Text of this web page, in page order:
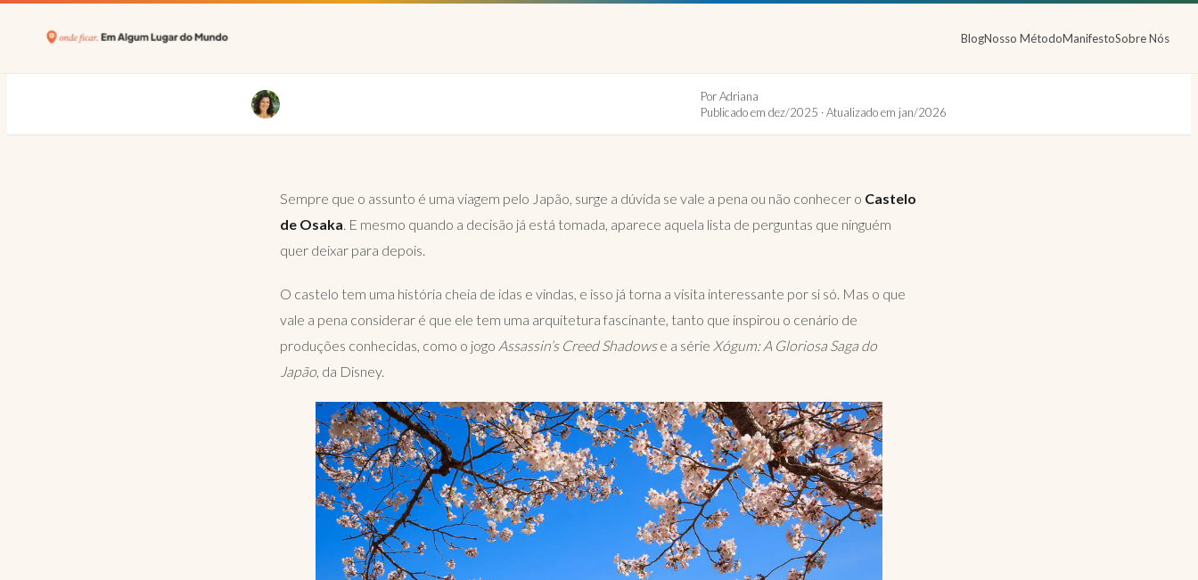
BlogNosso MétodoManifestoSobre Nós
Por Adriana
Publicado em dez/2025 · Atualizado em jan/2026
Sempre que o assunto é uma viagem pelo Japão, surge a dúvida se vale a pena ou não conhecer o Castelo
de Osaka. E mesmo quando a decisão já está tomada, aparece aquela lista de perguntas que ninguém
quer deixar para depois.
O castelo tem uma história cheia de idas e vindas, e isso já torna a visita interessante por si só. Mas o que
vale a pena considerar é que ele tem uma arquitetura fascinante, tanto que inspirou o cenário de
produções conhecidas, como o jogo Assassin’s Creed Shadowse a série Xógum: A Gloriosa Saga do
Japão, da Disney.